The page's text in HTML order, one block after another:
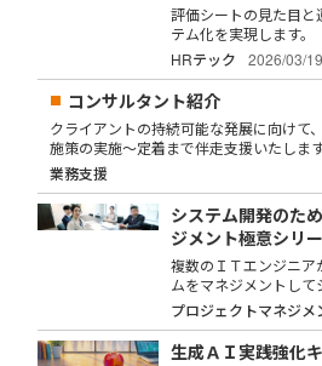
評価シートの見た目と
テム化を実現します。
HRテック
2026/03/
コンサルタント紹介
クライアントの持続可能な発展に向けて
施策の実施～定着まで伴走支援いたします
業務支援
システム開発のた
ジメント極意シリ
複数のＩＴエンジニ
ムをマネジメントして
プロジェクトマネジメ
生成ＡＩ実践強化